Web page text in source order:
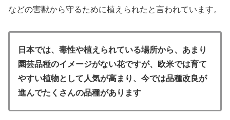
などの害獣から守るために植えられたと言われています。
日本では、毒性や植えられている場所から、あまり
園芸品種のイメージがない花ですが、欧米では育て
やすい植物として人気が高まり、今では品種改良が
進んでたくさんの品種があります